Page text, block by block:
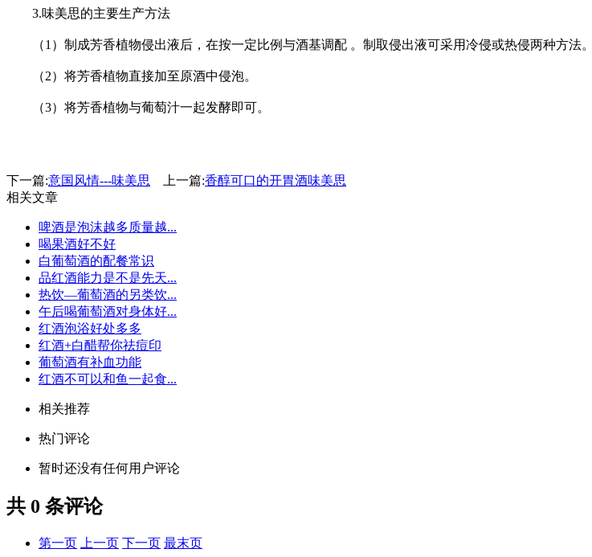
3.味美思的主要生产方法
（1）制成芳香植物侵出液后，在按一定比例与酒基调配 。制取侵出液可采用冷侵或热侵两种方法。
（2）将芳香植物直接加至原酒中侵泡。
（3）将芳香植物与葡萄汁一起发酵即可。
下一篇:意国风情---味美思 上一篇:香醇可口的开胃酒味美思
相关文章
啤酒是泡沫越多质量越...
喝果酒好不好
白葡萄酒的配餐常识
品红酒能力是不是先天...
热饮—葡萄酒的另类饮...
午后喝葡萄酒对身体好...
红酒泡浴好处多多
红酒+白醋帮你祛痘印
葡萄酒有补血功能
红酒不可以和鱼一起食...
相关推荐
热门评论
暂时还没有任何用户评论
共 0 条评论
第一页 上一页 下一页 最末页